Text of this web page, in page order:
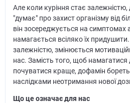
Але коли куріння стає
"думає" про захист організму від
він зосереджується на симптомах
намагається всіляко їх
залежністю, змінюється
нас. Замість того, щоб
почуватися краще, дофамін
наслідками неотримання нової
Що це означає для нас